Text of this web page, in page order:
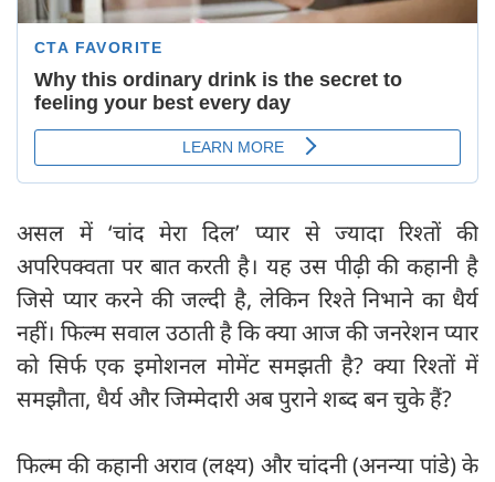
असल में ‘चांद मेरा दिल’ प्यार से ज्यादा रिश्तों की
अपरिपक्वता पर बात करती है। यह उस पीढ़ी की कहानी है
जिसे प्यार करने की जल्दी है, लेकिन रिश्ते निभाने का धैर्य
नहीं। फिल्म सवाल उठाती है कि क्या आज की जनरेशन प्यार
को सिर्फ एक इमोशनल मोमेंट समझती है? क्या रिश्तों में
समझौता, धैर्य और जिम्मेदारी अब पुराने शब्द बन चुके हैं?
फिल्म की कहानी अराव (लक्ष्य) और चांदनी (अनन्या पांडे) के